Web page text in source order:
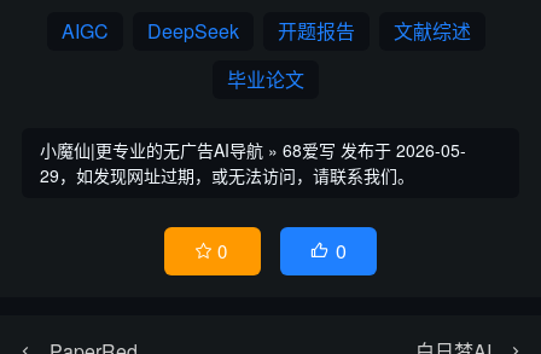
AIGC DeepSeek 开题报告
文献综述
毕业论文
小魔仙|更专业的无广告AI导航 » 68爱写 发布于 2026-05-
29，如发现网址过期，或无法访问，请联系我们。
 0  0